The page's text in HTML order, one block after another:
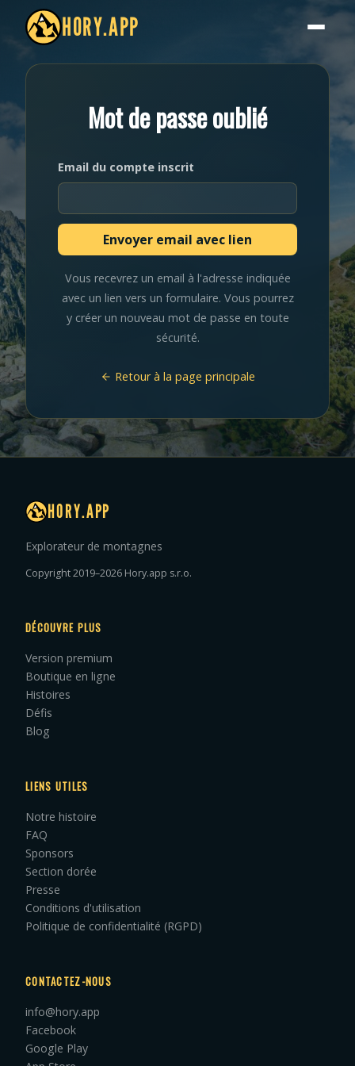
HORY.APP
Mot de passe oublié
Email du compte inscrit
Vous recevrez un email à l'adresse indiquée
avec un lien vers un formulaire. Vous pourrez
y créer un nouveau mot de passe en toute
sécurité.
Retour à la page principale
HORY.APP
Explorateur de montagnes
Copyright 2019–2026 Hory.app s.r.o.
DÉCOUVRE PLUS
Version premium
Boutique en ligne
Histoires
Défis
Blog
LIENS UTILES
Notre histoire
FAQ
Sponsors
Section dorée
Presse
Conditions d'utilisation
Politique de confidentialité (RGPD)
CONTACTEZ-NOUS
info@hory.app
Facebook
Google Play